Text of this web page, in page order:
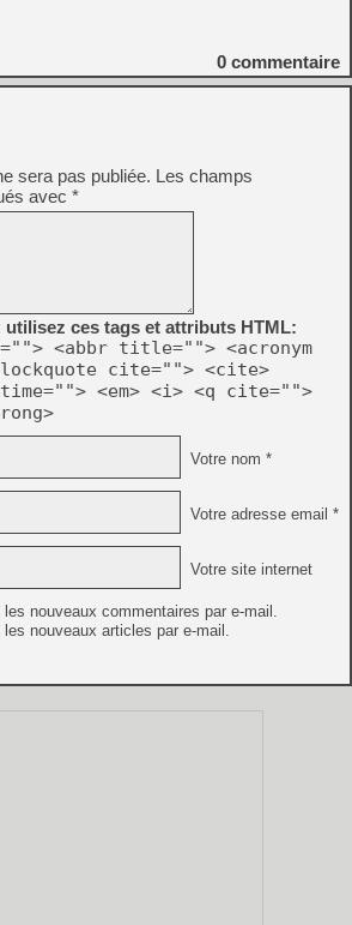
0 commentaire
sera pas publiée. Les champs
avec *
utilisez ces tags et attributs HTML:
<abbr title=""> <acronym
cite=""> <cite>
<em> <i> <q cite="">
Votre nom *
Votre adresse email *
Votre site internet
nouveaux commentaires par e-mail.
nouveaux articles par e-mail.